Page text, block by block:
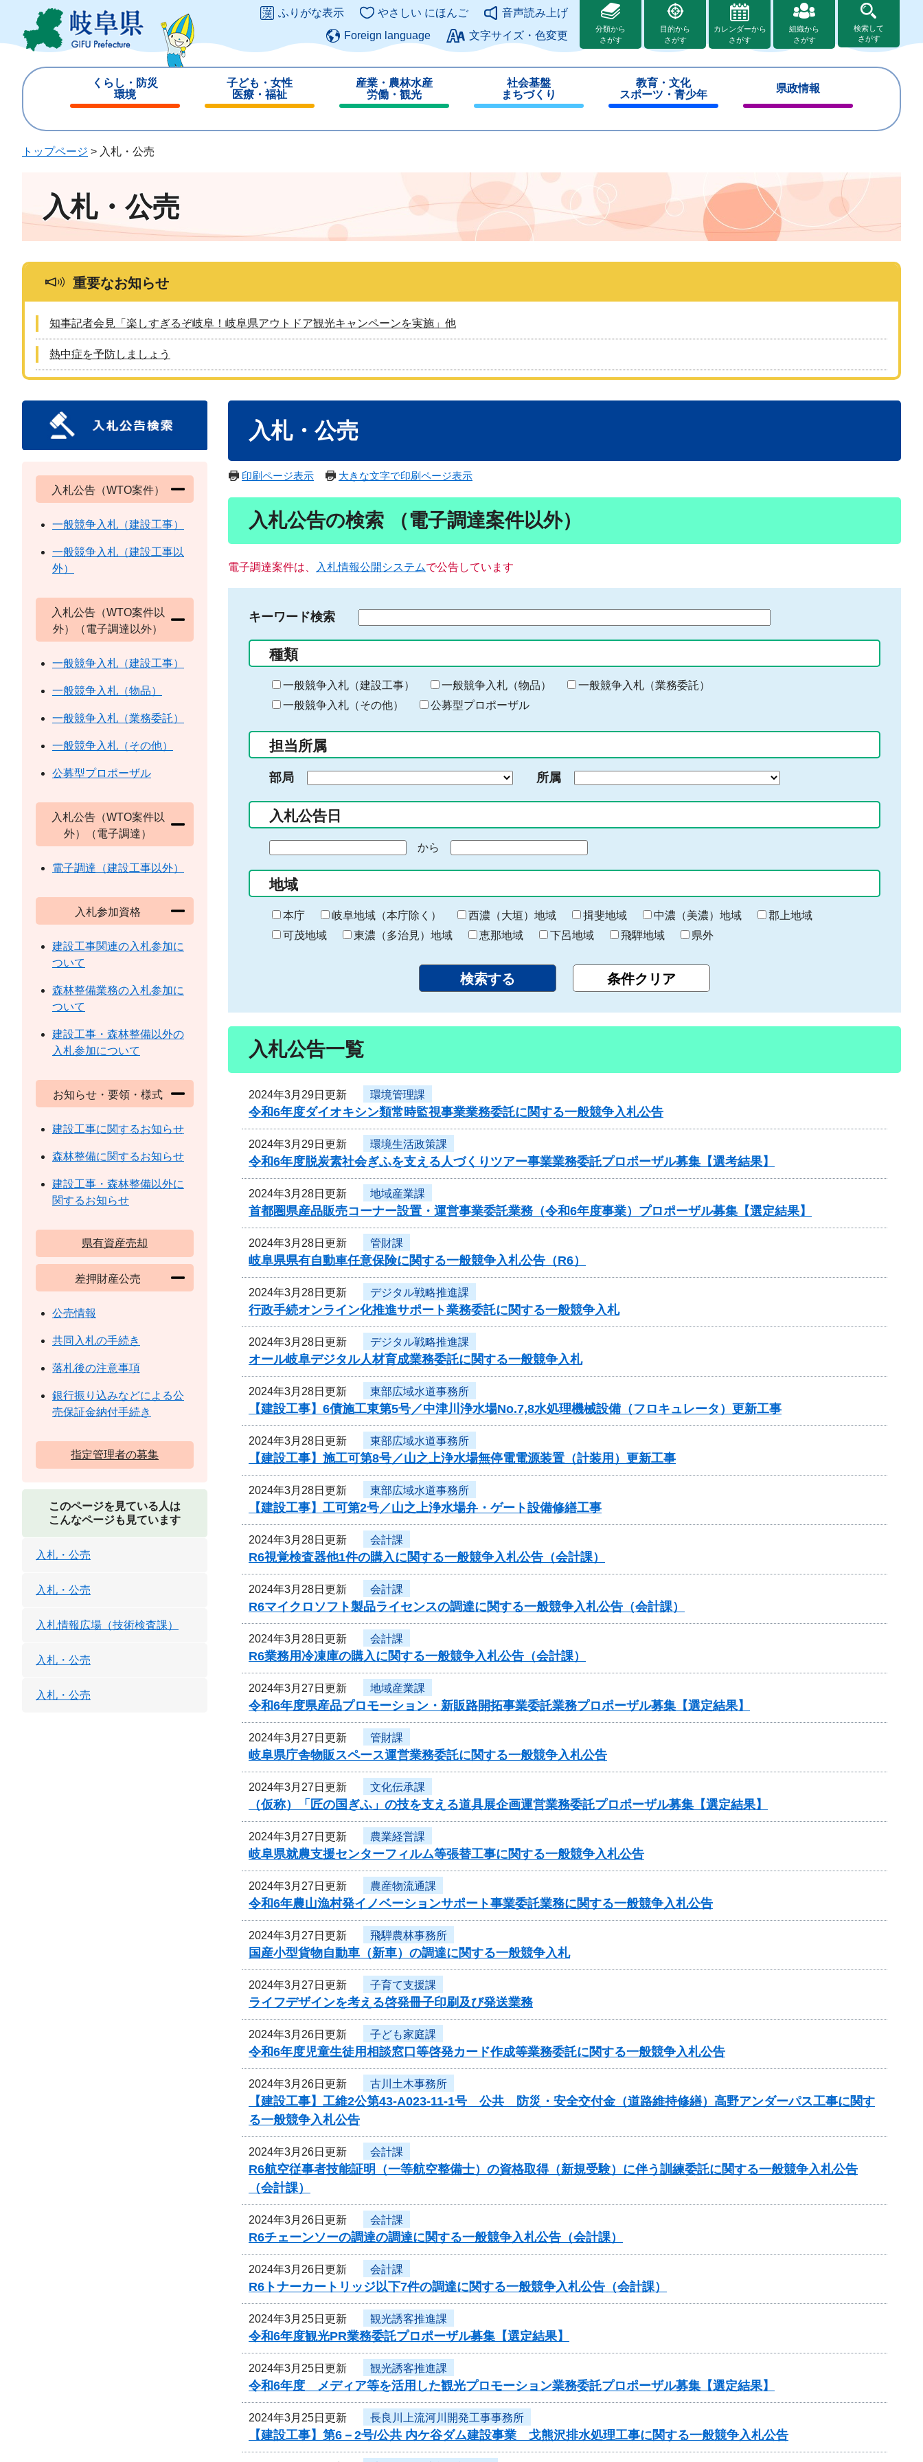
ジ
ュ
このページの本文へ
ふりがな表示 やさしい にほんご
音声読み上げ
Foreign language
文字サイズ・色変更
分類から
さがす
目的から
さがす
カレンダーから
さがす
組織から
さがす
検索して
さがす
くらし・防災
環境
じ
子ども・女性
医療・福祉
じ
産業・農林水産
労働・観光
じ
社会基盤
まちづくり
じ
教育・文化
スポーツ・青少年
じ
県政情報
じ
トップページ > 入札・公売
入札・公売
重要なお知らせ
知事記者会見「楽しすぎるぞ岐阜！岐阜県アウトドア観光キャンペーンを実施」他
熱中症を予防しましょう
入札・公売
印刷ページ表示 大きな文字で印刷ページ表示
入札公告の検索 （電子調達案件以外）
電子調達案件は、 入札情報公開システムで公告しています
キーワード検索
る
キ
ー
ー
入
力
種類
一般競争入札（建設工事） 一般競争入札（物品）
一般競争入札（業務委託）
一般競争入札（その他）
公募型プロポーザル
担当所属
部局 所属
入札公告日
の
始
ま
り
から
終
わ
り
地域
本庁 岐阜地域（本庁除く） 西濃（大垣）地域 揖斐地域 中濃（美濃）地域
郡上地域
可茂地域
東濃（多治見）地域 恵那地域 下呂地域 飛騨地域 県外
入札公告一覧
2024年3月29日更新 環境管理課
令和6年度ダイオキシン類常時監視事業業務委託に関する一般競争入札公告
2024年3月29日更新 環境生活政策課
令和6年度脱炭素社会ぎふを支える人づくりツアー事業業務委託プロポーザル募集【選考結果】
2024年3月28日更新 地域産業課
首都圏県産品販売コーナー設置・運営事業委託業務（令和6年度事業）プロポーザル募集【選定結果】
2024年3月28日更新 管財課
岐阜県県有自動車任意保険に関する一般競争入札公告（R6）
2024年3月28日更新 デジタル戦略推進課
行政手続オンライン化推進サポート業務委託に関する一般競争入札
2024年3月28日更新 デジタル戦略推進課
オール岐阜デジタル人材育成業務委託に関する一般競争入札
2024年3月28日更新 東部広域水道事務所
【建設工事】6債施工東第5号／中津川浄水場No.7,8水処理機械設備（フロキュレータ）更新工事
2024年3月28日更新 東部広域水道事務所
【建設工事】施工可第8号／山之上浄水場無停電電源装置（計装用）更新工事
2024年3月28日更新 東部広域水道事務所
【建設工事】工可第2号／山之上浄水場弁・ゲート設備修繕工事
2024年3月28日更新 会計課
R6視覚検査器他1件の購入に関する一般競争入札公告（会計課）
2024年3月28日更新 会計課
R6マイクロソフト製品ライセンスの調達に関する一般競争入札公告（会計課）
2024年3月28日更新 会計課
R6業務用冷凍庫の購入に関する一般競争入札公告（会計課）
2024年3月27日更新 地域産業課
令和6年度県産品プロモーション・新販路開拓事業委託業務プロポーザル募集【選定結果】
2024年3月27日更新 管財課
岐阜県庁舎物販スペース運営業務委託に関する一般競争入札公告
2024年3月27日更新 文化伝承課
（仮称）「匠の国ぎふ」の技を支える道具展企画運営業務委託プロポーザル募集【選定結果】
2024年3月27日更新 農業経営課
岐阜県就農支援センターフィルム等張替工事に関する一般競争入札公告
2024年3月27日更新 農産物流通課
令和6年農山漁村発イノベーションサポート事業委託業務に関する一般競争入札公告
2024年3月27日更新 飛騨農林事務所
国産小型貨物自動車（新車）の調達に関する一般競争入札
2024年3月27日更新 子育て支援課
ライフデザインを考える啓発冊子印刷及び発送業務
2024年3月26日更新 子ども家庭課
令和6年度児童生徒用相談窓口等啓発カード作成等業務委託に関する一般競争入札公告
2024年3月26日更新 古川土木事務所
【建設工事】工維2公第43-A023-11-1号 公共 防災・安全交付金（道路維持修繕）高野アンダーパス工事に関す
る一般競争入札公告
2024年3月26日更新 会計課
R6航空従事者技能証明（一等航空整備士）の資格取得（新規受験）に伴う訓練委託に関する一般競争入札公告
（会計課）
2024年3月26日更新 会計課
R6チェーンソーの調達の調達に関する一般競争入札公告（会計課）
2024年3月26日更新 会計課
R6トナーカートリッジ以下7件の調達に関する一般競争入札公告（会計課）
2024年3月25日更新 観光誘客推進課
令和6年度観光PR業務委託プロポーザル募集【選定結果】
2024年3月25日更新 観光誘客推進課
令和6年度 メディア等を活用した観光プロモーション業務委託プロポーザル募集【選定結果】
2024年3月25日更新 長良川上流河川開発工事事務所
【建設工事】第6－2号/公共 内ケ谷ダム建設事業 戈熊沢排水処理工事に関する一般競争入札公告
入札公告（WTO案件）
一般競争入札（建設工事）
一般競争入札（建設工事以
外）
入札公告（WTO案件以
外）（電子調達以外）
一般競争入札（建設工事）
一般競争入札（物品）
一般競争入札（業務委託）
一般競争入札（その他）
公募型プロポーザル
入札公告（WTO案件以
外）（電子調達）
電子調達（建設工事以外）
入札参加資格
建設工事関連の入札参加に
ついて
森林整備業務の入札参加に
ついて
建設工事・森林整備以外の
入札参加について
お知らせ・要領・様式
建設工事に関するお知らせ
森林整備に関するお知らせ
建設工事・森林整備以外に
関するお知らせ
県有資産売却
差押財産公売
公売情報
共同入札の手続き
落札後の注意事項
銀行振り込みなどによる公
売保証金納付手続き
指定管理者の募集
このページを見ている人は
こんなページも見ています
入札・公売
入札・公売
入札情報広場（技術検査課）
入札・公売
入札・公売